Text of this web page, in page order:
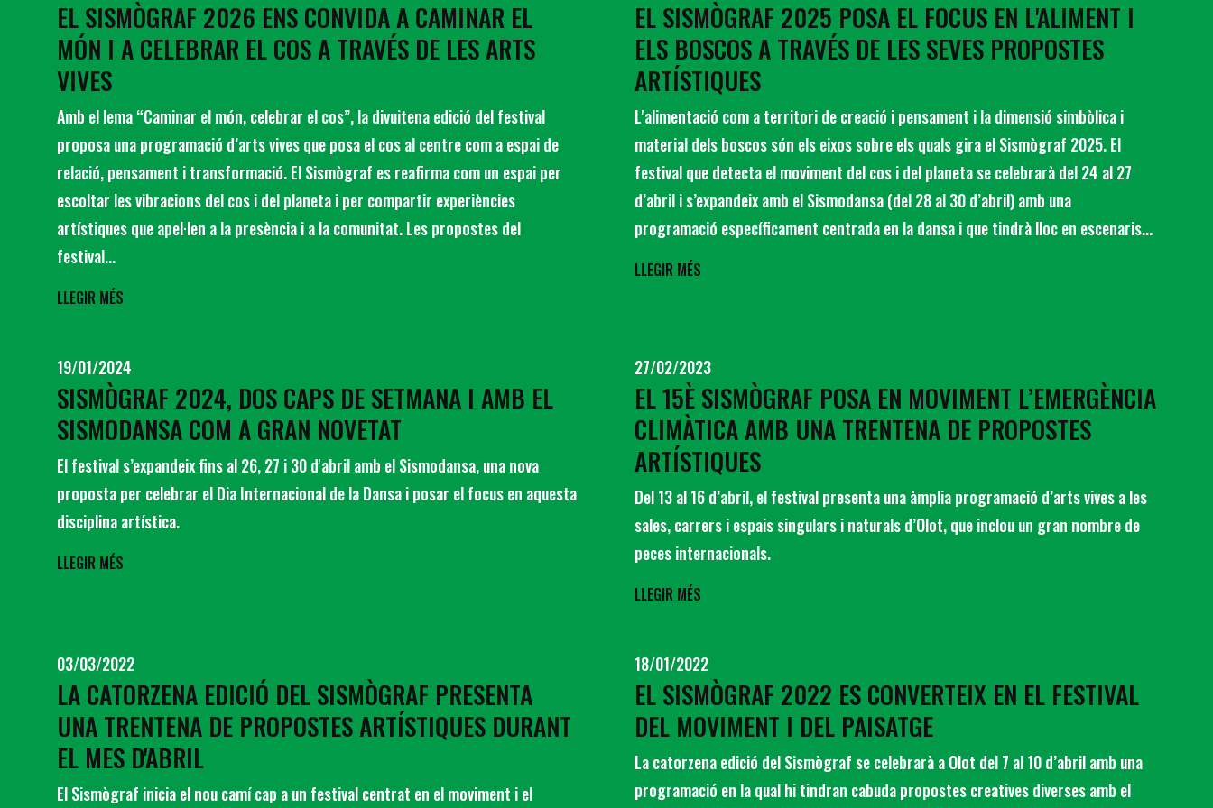
EL SISMÒGRAF 2026 ENS CONVIDA A CAMINAR EL
MÓN I A CELEBRAR EL COS A TRAVÉS DE LES ARTS
VIVES
Amb el lema “Caminar el món, celebrar el cos”, la divuitena edició del festival
proposa una programació d’arts vives que posa el cos al centre com a espai de
relació, pensament i transformació. El Sismògraf es reafirma com un espai per
escoltar les vibracions del cos i del planeta i per compartir experiències
artístiques que apel·len a la presència i a la comunitat. Les propostes del
festival...
LLEGIR MÉS
EL SISMÒGRAF 2025 POSA EL FOCUS EN L'ALIMENT I
ELS BOSCOS A TRAVÉS DE LES SEVES PROPOSTES
ARTÍSTIQUES
L'alimentació com a territori de creació i pensament i la dimensió simbòlica i
material dels boscos són els eixos sobre els quals gira el Sismògraf 2025. El
festival que detecta el moviment del cos i del planeta se celebrarà del 24 al 27
d’abril i s’expandeix amb el Sismodansa (del 28 al 30 d’abril) amb una
programació específicament centrada en la dansa i que tindrà lloc en escenaris...
LLEGIR MÉS
19/01/2024
SISMÒGRAF 2024, DOS CAPS DE SETMANA I AMB EL
SISMODANSA COM A GRAN NOVETAT
El festival s’expandeix fins al 26, 27 i 30 d'abril amb el Sismodansa, una nova
proposta per celebrar el Dia Internacional de la Dansa i posar el focus en aquesta
disciplina artística.
LLEGIR MÉS
27/02/2023
EL 15È SISMÒGRAF POSA EN MOVIMENT L’EMERGÈNCIA
CLIMÀTICA AMB UNA TRENTENA DE PROPOSTES
ARTÍSTIQUES
Del 13 al 16 d’abril, el festival presenta una àmplia programació d’arts vives a les
sales, carrers i espais singulars i naturals d’Olot, que inclou un gran nombre de
peces internacionals.
LLEGIR MÉS
03/03/2022
LA CATORZENA EDICIÓ DEL SISMÒGRAF PRESENTA
UNA TRENTENA DE PROPOSTES ARTÍSTIQUES DURANT
EL MES D'ABRIL
El Sismògraf inicia el nou camí cap a un festival centrat en el moviment i el
18/01/2022
EL SISMÒGRAF 2022 ES CONVERTEIX EN EL FESTIVAL
DEL MOVIMENT I DEL PAISATGE
La catorzena edició del Sismògraf se celebrarà a Olot del 7 al 10 d’abril amb una
programació en la qual hi tindran cabuda propostes creatives diverses amb el